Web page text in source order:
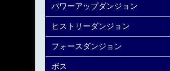
パワーアップダンジョン
ヒストリーダンジョン
フォースダンジョン
ボス